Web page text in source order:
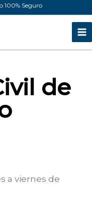
100% Seguro
de
a viernes de